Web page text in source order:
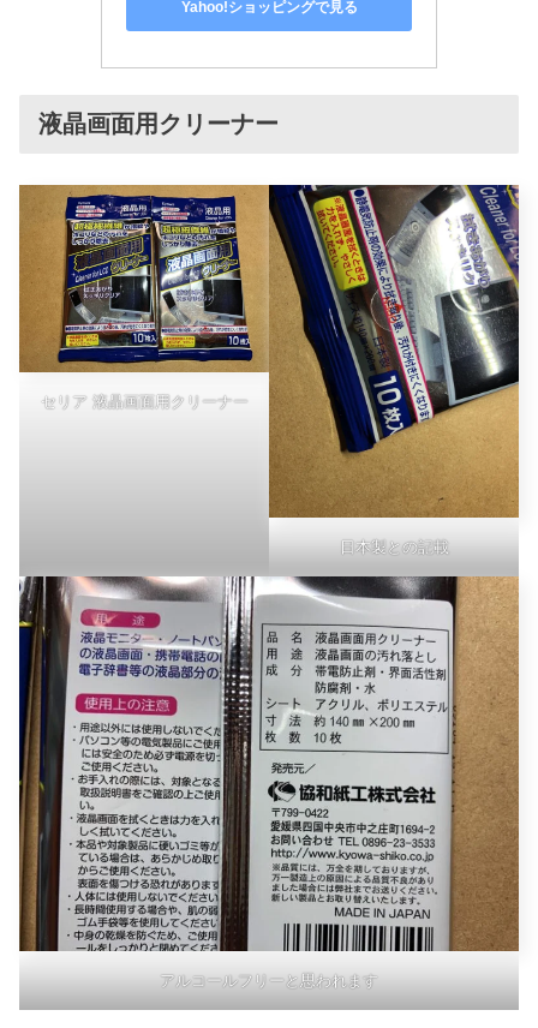
Yahoo!ショッピングで見る
液晶画面用クリーナー
セリア 液晶画面用クリーナー
日本製との記載
アルコールフリーと思われます